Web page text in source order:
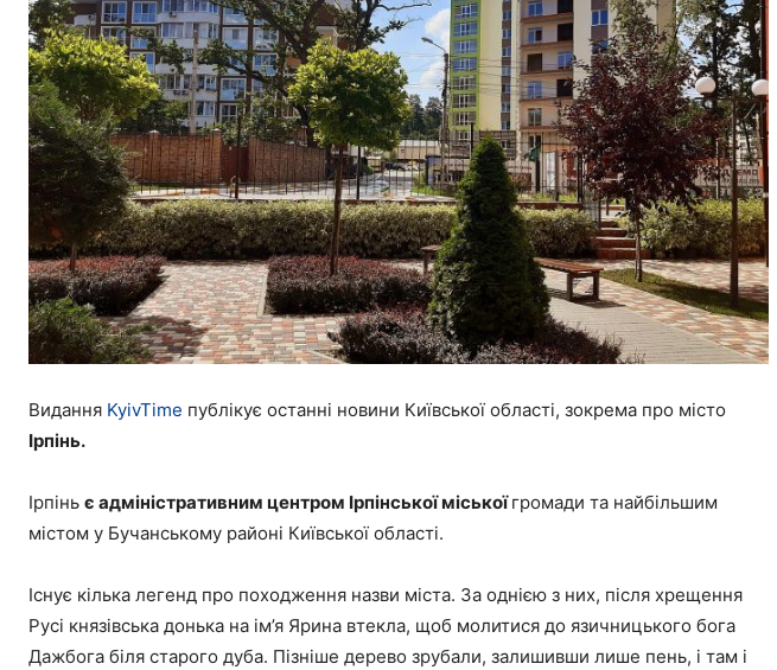
Видання KyivTime публікує останні новини Київської області, зокрема про місто
Ірпінь.
Ірпінь є адміністративним центром Ірпінської міськоїгромади та найбільшим
містом у Бучанському районі Київської області.
Існує кілька легенд про походження назви міста. За однією з них, після хрещення
Русі князівська донька на ім’я Ярина втекла, щоб молитися до язичницького бога
Дажбога біля старого дуба. Пізніше дерево зрубали, залишивши лише пень, і там і